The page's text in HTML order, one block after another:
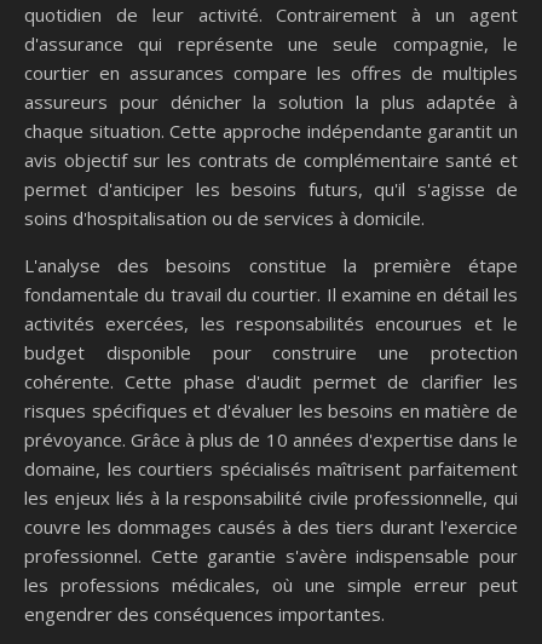
quotidien de leur activité. Contrairement à un agent
d'assurance qui représente une seule compagnie, le
courtier en assurances compare les offres de multiples
assureurs pour dénicher la solution la plus adaptée à
chaque situation. Cette approche indépendante garantit un
avis objectif sur les contrats de complémentaire santé et
permet d'anticiper les besoins futurs, qu'il s'agisse de
soins d'hospitalisation ou de services à domicile.
L'analyse des besoins constitue la première étape
fondamentale du travail du courtier. Il examine en détail les
activités exercées, les responsabilités encourues et le
budget disponible pour construire une protection
cohérente. Cette phase d'audit permet de clarifier les
risques spécifiques et d'évaluer les besoins en matière de
prévoyance. Grâce à plus de 10 années d'expertise dans le
domaine, les courtiers spécialisés maîtrisent parfaitement
les enjeux liés à la responsabilité civile professionnelle, qui
couvre les dommages causés à des tiers durant l'exercice
professionnel. Cette garantie s'avère indispensable pour
les professions médicales, où une simple erreur peut
engendrer des conséquences importantes.